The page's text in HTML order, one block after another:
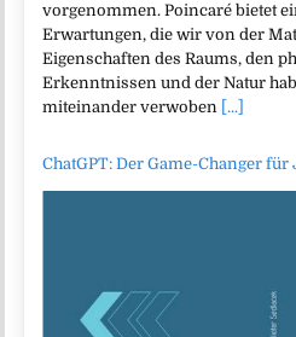
vorgenommen. Poincaré bietet
Erwartungen, die wir von der
Eigenschaften des Raums, den
Erkenntnissen und der Natur
miteinander verwoben [...]
ChatGPT: Der Game-Changer